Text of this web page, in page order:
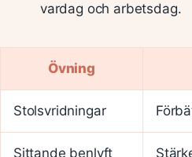
vardag och arbetsdag.
Övning
Stolsvridningar
Sittande benlyft